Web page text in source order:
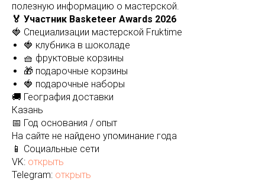
полезную информацию о мастерской.
🏅 Участник Basketeer Awards 2026
🍓 Специализации мастерской Fruktime
🍓 клубника в шоколаде
🧺 фруктовые корзины
🎁 подарочные корзины
🍓 подарочные наборы
🚚 География доставки
Казань
📅 Год основания / опыт
На сайте не найдено упоминание года
📱 Социальные сети
VK: открыть
Telegram: открыть